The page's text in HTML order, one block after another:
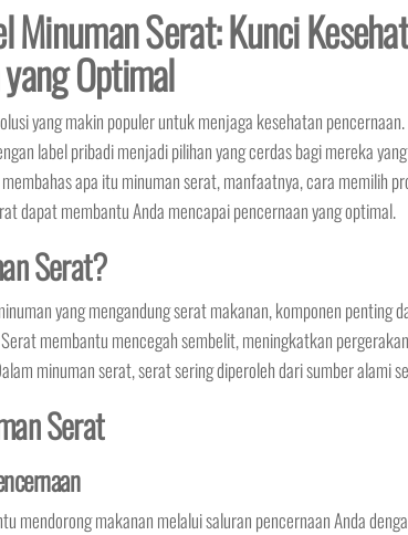
Minuman Serat: Kunci
Optimal
yang makin populer untuk menjaga kesehatan
label pribadi menjadi pilihan yang cerdas bagi mereka
apa itu minuman serat, manfaatnya, cara memilih
dapat membantu Anda mencapai pencernaan yang optimal.
Serat?
yang mengandung serat makanan, komponen penting
membantu mencegah sembelit, meningkatkan
minuman serat, serat sering diperoleh dari sumber alami
Serat
mendorong makanan melalui saluran pencernaan Anda